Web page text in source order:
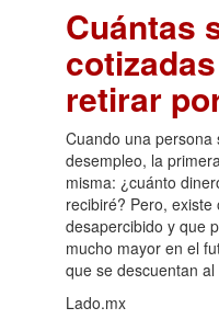
Cuántas
retirar
Cuando una
desempleo, la
misma: ¿cuánto
recibiré? Pero,
desapercibido y que
mucho mayor en el
que se descuentan
Lado.mx